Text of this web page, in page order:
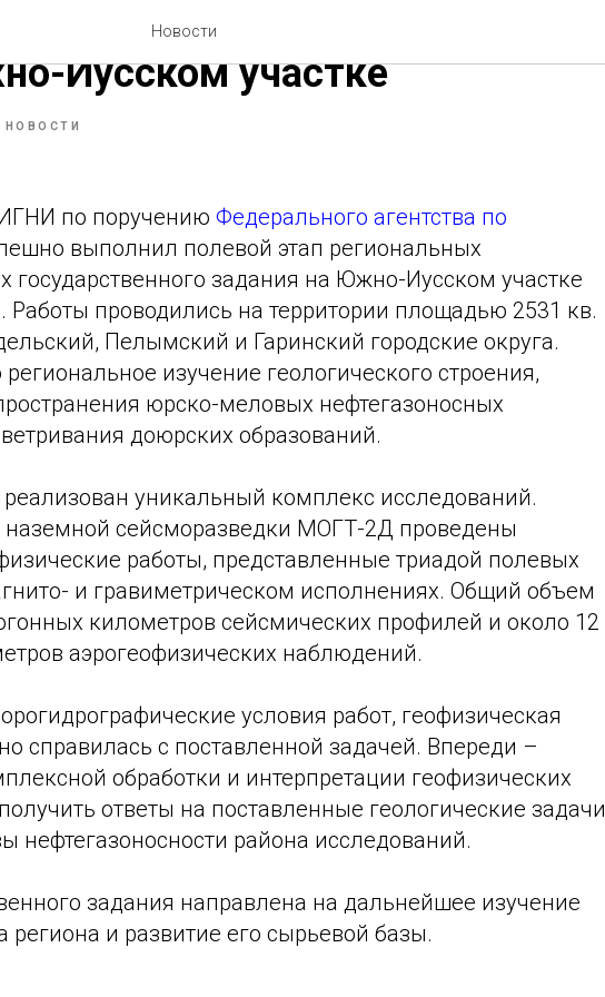
Новости
завершило полевой этап
Иусском участке
по поручению Федерального агентства по
выполнил полевой этап региональных
государственного задания на Южно-Иусском участке
Работы проводились на территории площадью 2531 кв.
Пелымский и Гаринский городские округа.
изучение геологического строения,
юрско-меловых нефтегазоносных
доюрских образований.
уникальный комплекс исследований.
сейсморазведки МОГТ-2Д проведены
работы, представленные триадой полевых
и гравиметрическом исполнениях. Общий объем
километров сейсмических профилей и около 12
аэрогеофизических наблюдений.
условия работ, геофизическая
справилась с поставленной задачей. Впереди –
обработки и интерпретации геофизических
ответы на поставленные геологические задачи
нефтегазоносности района исследований.
задания направлена на дальнейшее изучение
региона и развитие его сырьевой базы.